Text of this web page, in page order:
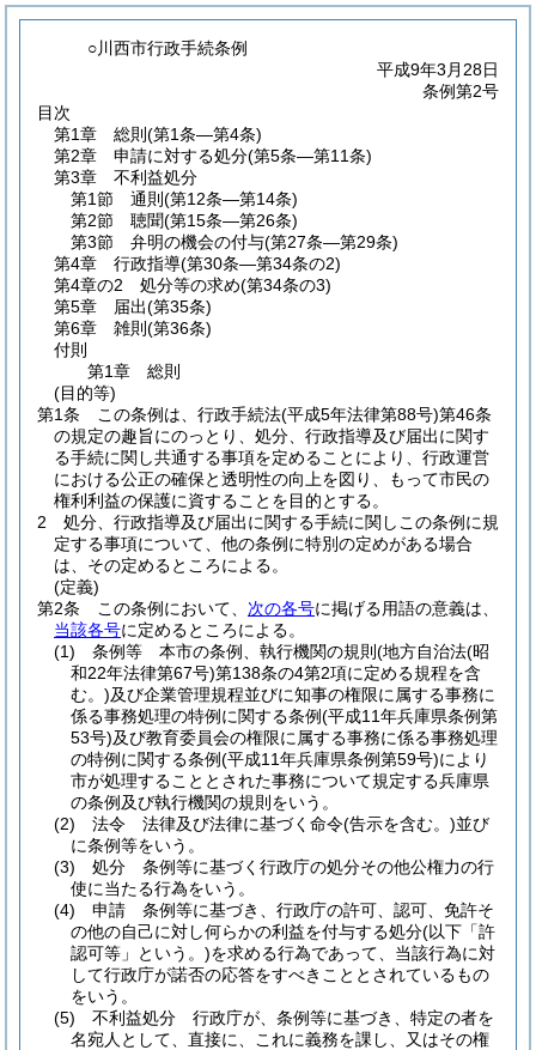
○川西市行政手続条例
平成9年3月28日
条例第2号
目次
第1章
総則 (第1条―第4条)
第2章
申請に対する処分(第5条―第11条)
第3章
不利益処分
第1節
通則 (第12条―第14条)
第2節
聴聞(第15条―第26条)
第3節
弁明の機会の付与(第27条―第29条)
第4章
行政指導(第30条―第34条の2)
第4章の2
処分等の求め(第34条の3)
第5章
届出(第35条)
第6章
雑則 (第36条)
付則
第1章
総則
(目的等)
第1条
この条例は、行政手続法(平成5年法律第88号)第46条
の規定の趣旨にのっとり、処分、行政指導及び届出に関す
る手続に関し共通する事項を定めることにより、行政運営
における公正の確保と透明性の向上を図り、もって市民の
権利利益の保護に資することを目的とする。
2
処分、行政指導及び届出に関する手続に関しこの条例に規
定する事項について、他の条例に特別の定めがある場合
は、その定めるところによる。
(定義)
第2条
この条例において、 次の各号に掲げる用語の意義は、
当該各号に定めるところによる。
(1)
条例等 本市の条例、執行機関の規則 (地方自治法(昭
和22年法律第67号)第138条の4第2項に定める規程を含
む。)及び企業管理規程並びに知事の権限に属する事務に
係る事務処理の特例に関する条例(平成11年兵庫県条例第
53号)及び教育委員会の権限に属する事務に係る事務処理
の特例に関する条例(平成11年兵庫県条例第59号)により
市が処理することとされた事務について規定する兵庫県
の条例及び執行機関の規則をいう。
(2)
法令 法律及び法律に基づく命令(告示を含む。)並び
に条例等をいう。
(3)
処分 条例等に基づく行政庁の処分その他公権力の行
使に当たる行為をいう。
(4)
申請 条例等に基づき、行政庁の許可、認可、免許そ
の他の自己に対し何らかの利益を付与する処分(以下「許
認可等」という。)を求める行為であって、当該行為に対
して行政庁が諾否の応答をすべきこととされているもの
をいう。
(5)
不利益処分 行政庁が、条例等に基づき、特定の者を
名宛人として、直接に、これに義務を課し、又はその権